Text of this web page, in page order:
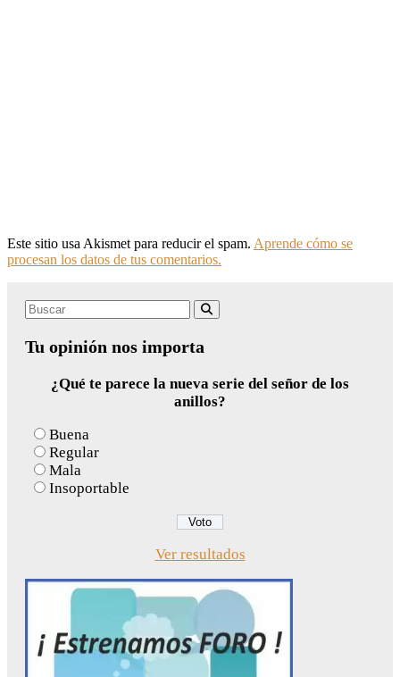
Este sitio usa Akismet para reducir el spam. Aprende cómo se
procesan los datos de tus comentarios.
Search
Tu opinión nos importa
¿Qué te parece la nueva serie del señor de los
anillos?
Buena
Regular
Mala
Insoportable
Ver resultados